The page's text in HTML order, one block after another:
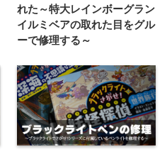
れた～特大レインボーグラン
イルミベアの取れた目をグル
ーで修理する～